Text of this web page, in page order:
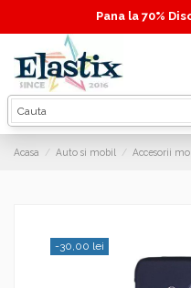
Pana la 70%
Acasa Auto si mobil Accesorii
-30,00 lei